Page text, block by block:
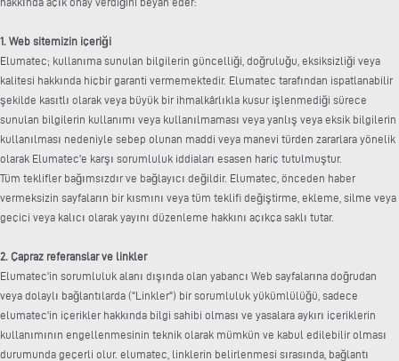
1. Web sitemizin içeriği
Elumatec; kullanıma sunulan bilgilerin güncelliği, doğruluğu, eksiksizliği veya
kalitesi hakkında hiçbir garanti vermemektedir. Elumatec tarafından ispatlanabilir
şekilde kasıtlı olarak veya büyük bir ihmalkârlıkla kusur işlenmediği sürece
sunulan bilgilerin kullanımı veya kullanılmaması veya yanlış veya eksik bilgilerin
kullanılması nedeniyle sebep olunan maddi veya manevi türden zararlara yönelik
olarak Elumatec'e karşı sorumluluk iddiaları esasen hariç tutulmuştur.
Tüm teklifler bağımsızdır ve bağlayıcı değildir. Elumatec, önceden haber
vermeksizin sayfaların bir kısmını veya tüm teklifi değiştirme, ekleme, silme veya
geçici veya kalıcı olarak yayını düzenleme hakkını açıkça saklı tutar.
2. Çapraz referanslar ve linkler
Elumatec'in sorumluluk alanı dışında olan yabancı Web sayfalarına doğrudan
veya dolaylı bağlantılarda ("Linkler") bir sorumluluk yükümlülüğü, sadece
elumatec'in içerikler hakkında bilgi sahibi olması ve yasalara aykırı içeriklerin
kullanımının engellenmesinin teknik olarak mümkün ve kabul edilebilir olması
durumunda geçerli olur. elumatec, linklerin belirlenmesi sırasında, bağlantı